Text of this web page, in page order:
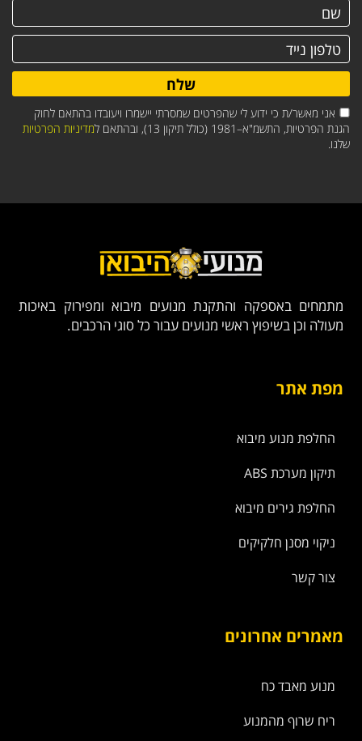
אני מאשר/ת כי ידוע לי שהפרטים שמסרתי יישמרו ויעובדו בהתאם לחוק
הגנת הפרטיות, התשמ"א–1981 (כולל תיקון 13), ובהתאם ל
מדיניות הפרטיות
שלנו.
שלח
מתמחים באספקה והתקנת מנועים מיבוא ומפירוק באיכות
מעולה וכן בשיפוץ ראשי מנועים עבור כל סוגי הרכבים.
מפת אתר
החלפת מנוע מיבוא
תיקון מערכת ABS
החלפת גירים מיבוא
ניקוי מסנן חלקיקים
צור קשר
מאמרים אחרונים
מנוע מאבד כח
ריח שרוף מהמנוע